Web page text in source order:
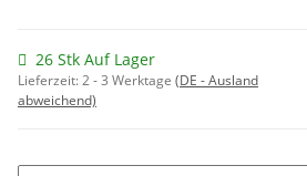
26 Stk Auf Lager
Lieferzeit:2 - 3 Werktage (DE - Ausland
abweichend)